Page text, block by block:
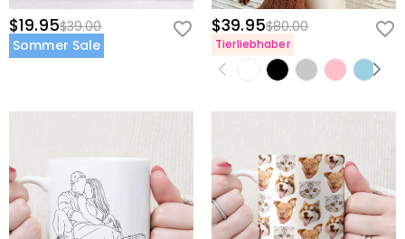
$19.95$39.00
Sommer Sale
$39.95$80.00
Tierliebhaber